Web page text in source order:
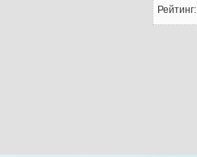
Рейтинг: